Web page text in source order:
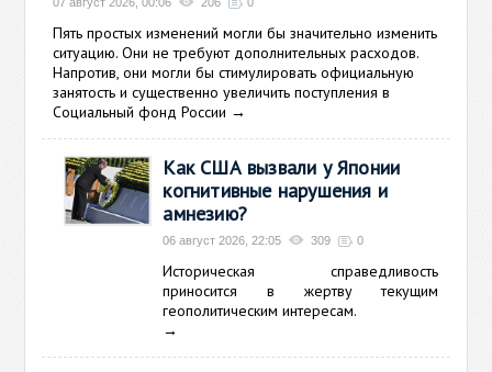
Пять простых изменений могли бы значительно изменить
ситуацию. Они не требуют дополнительных расходов.
Напротив, они могли бы стимулировать официальную
занятость и существенно увеличить поступления в
Социальный фонд России →
Как США вызвали у Японии
когнитивные нарушения и
амнезию?
06 август 2026, 22:05 309 0
Историческая справедливость
приносится в жертву текущим
геополитическим интересам.
→